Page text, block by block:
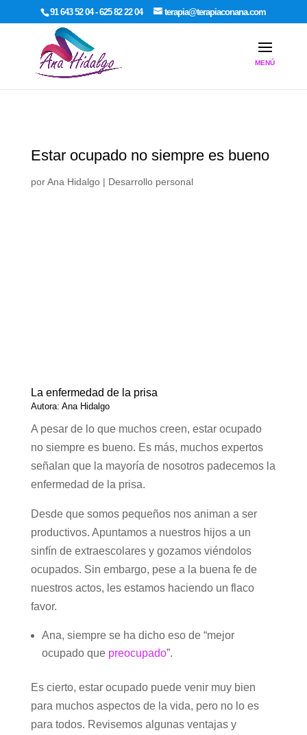
google-site-verification: google7dcda757e565a307.html
91 643 52 04 - 625 82 22 04 terapia@terapiaconana.com
Estar ocupado no siempre es bueno
porAna Hidalgo| Desarrollo personal
La enfermedad de la prisa
Autora: Ana Hidalgo
A pesar de lo que muchos creen, estar ocupado
no siempre es bueno. Es más, muchos expertos
señalan que la mayoría de nosotros padecemos la
enfermedad de la prisa.
Desde que somos pequeños nos animan a ser
productivos. Apuntamos a nuestros hijos a un
sinfín de extraescolares y gozamos viéndolos
ocupados. Sin embargo, pese a la buena fe de
nuestros actos, les estamos haciendo un flaco
favor.
Ana, siempre se ha dicho eso de “mejor
ocupado que preocupado”.
Es cierto, estar ocupado puede venir muy bien
para muchos aspectos de la vida, pero no lo es
para todos. Revisemos algunas ventajas y